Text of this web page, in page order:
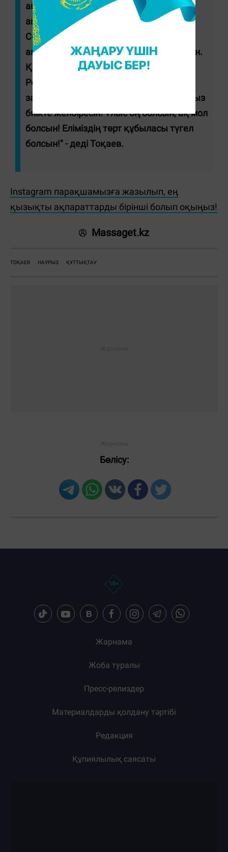
айтылған тілектің мән-мағынасы
айрықша деп ойлаймын.
Сондықтан ең бастысы елімізге
амандық, жерімізге тыныштық тілеймін.
Қасиетті Отанымыз – Қазақстан
Республикасы мәңгі жасасын! Ата
заңымыз өз тұғырынан түспесін! Туымыз
биікте желбіресін! Ұлыс оң болсын, ақ мол
болсын! Еліміздің төрт құбыласы түгел
болсын!" - деді Тоқаев.
Instagram парақшамызға жазылып, ең
қызықты ақпараттарды бірінші болып оқыңыз!
Massaget.kz
ТОҚАЕВ НАУРЫЗ ҚҰТТЫҚТАУ
Бөлісу:
Жарнама
Жоба туралы
Пресс-релиздер
Материалдарды қолдану тәртібі
Редакция
Құпиялылық саясаты